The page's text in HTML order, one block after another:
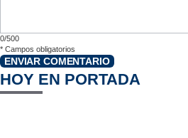
0/500
* Campos obligatorios
ENVIAR COMENTARIO
HOY EN PORTADA